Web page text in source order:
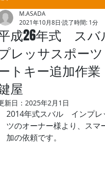
成26年式 ス
レッサスポー
トキー追加作
屋
M.ASADA
2021年10月8日 読了時間: 1分
新日： 2025年2月1日
2014年式スバル　インプレ
ツのオーナー様より、スマ
加の依頼です。